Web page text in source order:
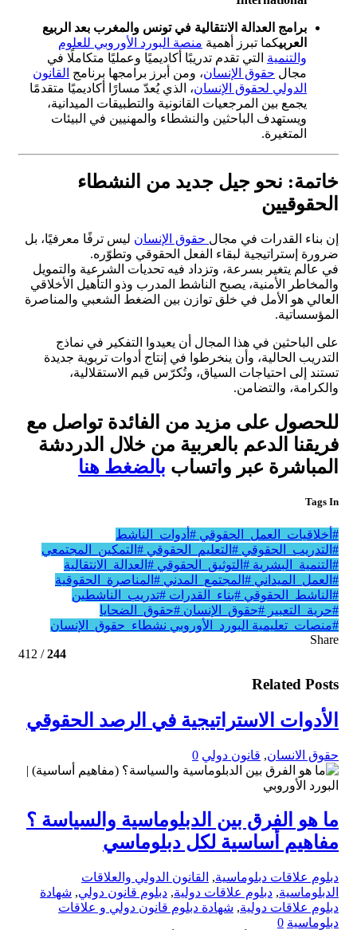
برامج العدالة الانتقالية في تونس والمغرب بعد الربيع
العربيكما تبرز أهمية منصة البورد الأوروبي للعلوم
والتنمية التي تقدم تدريبًا أكاديميًا وعمليًا متكاملًا في
مجال حقوق الإنسان، ومن أبرز برامجها برنامج القانون
الدولي لحقوق الإنسان، الذي يُعدّ مسارًا أكاديميًا متقدمًا
يجمع بين المرجعيات القانونية والتطبيقات الميدانية،
ويستهدف الباحثين والنشطاء والمهنيين في البيئات
المتغيرة.
خاتمة: نحو جيل جديد من النشطاء
الحقوقيين
إن بناء القدرات في مجال حقوق الإنسان ليس ترفًا معرفيًا، بل
ضرورة إستراتيجية لبقاء الفعل الحقوقي وتطوّره.
في عالم يتغير بسرعة، وتزداد فيه تحديات الشرعية والتمويل
والمخاطر الأمنية، يصبح الناشط المدرب وذو التأهيل الأخلاقي
العالي هو الأمل في خلق توازن بين الضغط الشعبي والمناصرة
المؤسساتية.
على الباحثين في هذا المجال أن يعيدوا التفكير في نماذج
التدريب الحالية، وأن ينخرطوا في إنتاج أدوات تربوية جديدة
تستند إلى احتياجات السياق، وتُكرّس قيم الاستقلالية،
والكرامة، والتضامن.
للحصول على مزيد من الفائدة تواصل مع
فريقنا الدعم بالعربية من خلال الدردشة
المباشرة عبر واتساب بالضغط هنا
Tags In
#أخلاقيات_العمل_الحقوقي #أدوات_الناشط
#التدريب_الحقوقي #التعليم_الحقوقي #التمكين_المجتمعي
#التنمية_البشرية #التوثيق_الحقوقي #العدالة_الانتقالية
#العمل_الميداني #المجتمع_المدني #المناصرة_الحقوقية
#الناشط_الحقوقي #بناء_القدرات #تدريب_الناشطين
#حرية_التعبير #حقوق_الإنسان #حقوق_الضحايا
#منصات_تعليمية البورد_الأوروبي نشطاء_حقوق_الإنسان
Share
244
/ 412
Related Posts
الأدوات الاستراتيجية في الرصد الحقوقي
حقوق الانسان, قانون دولي 0
ما هو الفرق بين الدبلوماسية والسياسة ؟
مفاهيم أساسية لكل دبلوماسي
دبلوم علاقات دبلوماسية, القانون الدولي والعلاقات
الدبلوماسية, دبلوم علاقات دولية, دبلوم قانون دولي, شهادة
دبلوم علاقات دولية, شهادة دبلوم قانون دولي و علاقات
دبلوماسية 0